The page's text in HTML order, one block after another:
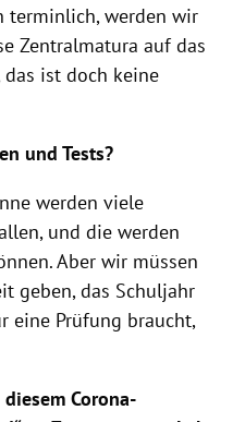
terminlich, werden wir
Zentralmatura auf das
ist doch keine
und Tests?
werden viele
und die werden
Aber wir müssen
geben, das Schuljahr
eine Prüfung braucht,
Corona-